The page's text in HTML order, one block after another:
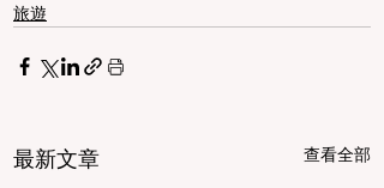
旅遊
最新文章 查看全部